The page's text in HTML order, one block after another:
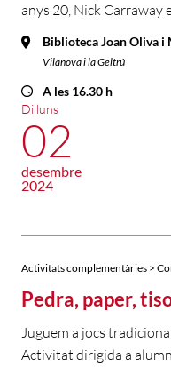
anys 20, Nick Carraway
Biblioteca Joan Oliva i
Vilanova i la Geltrú
A les 16.30 h
Dilluns
02
desembre
2024
Activitats complementàries >
Pedra, paper,
Juguem a jocs
Activitat dirigida a